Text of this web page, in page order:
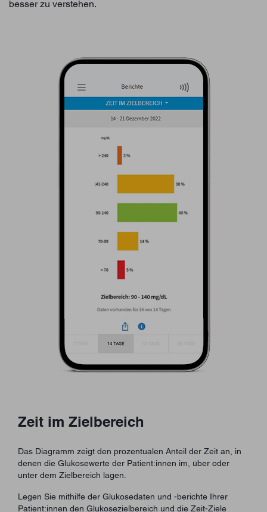
besser zu verstehen.
Zeit im Zielbereich
Das Diagramm zeigt den prozentualen Anteil der Zeit an, in
denen die Glukosewerte der Patient:innen im, über oder
unter dem Zielbereich lagen.
Legen Sie mithilfe der Glukosedaten und -berichte Ihrer
Patient:innen den Glukosezielbereich und die Zeit-Ziele